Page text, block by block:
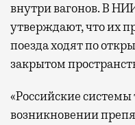
внутри вагонов. В
утверждают, что их
поезда ходят по
закрытом
«Российские
возникновении